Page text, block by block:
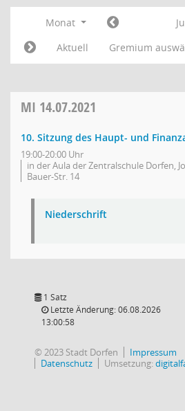
Monat
Aktuell
Gremium
MI 14.07.2021
10. Sitzung des Haupt- und
19:00-20:00 Uhr
in der Aula der Zentralschule Dorfen,
Bauer-Str. 14
Niederschrift
1 Satz
Letzte Änderung: 06.08.2026
13:00:58
© 2023 Stadt Dorfen
Impressum
Datenschutz
Umsetzung: